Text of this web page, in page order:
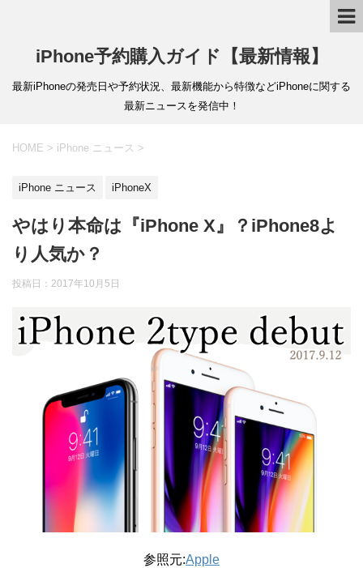
iPhone予約購入ガイド【最新情報】
最新iPhoneの発売日や予約状況、最新機能から特徴などiPhoneに関する
最新ニュースを発信中！
HOME > iPhone ニュース >
iPhone ニュース iPhoneX
やはり本命は『iPhone X』？iPhone8よ
り人気か？
投稿日： 2017年10月5日
参照元:Apple